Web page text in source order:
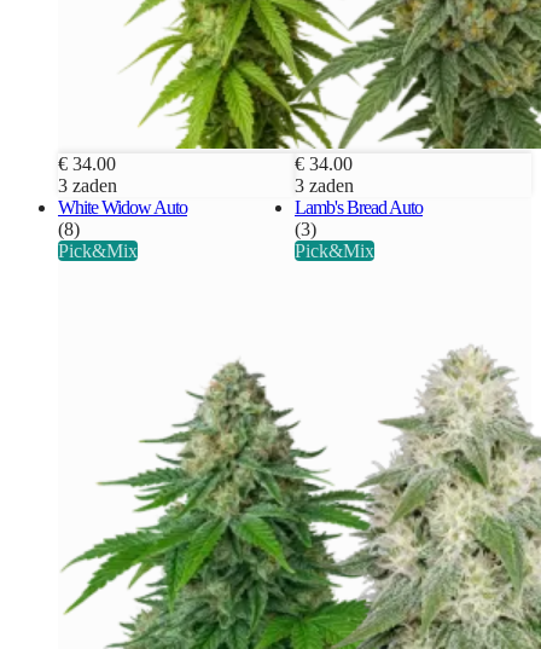
€ 34.00
3 zaden
€ 34.00
3 zaden
White Widow Auto
(8)
Pick&Mix
Lamb's Bread Auto
(3)
Pick&Mix